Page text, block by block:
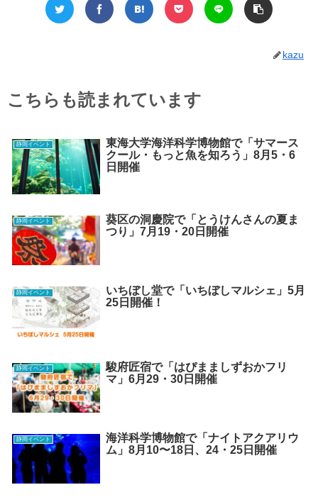
kazu
こちらも読まれています
静岡イベント
東海大学海洋科学博物館で「サマース
クール・もっと魚を知ろう」8月5・6
日開催
静岡イベント
葵区の洞慶院で「とうけんさんの夏ま
つり」7月19・20日開催
静岡イベント
いちぼし堂で「いちぼしマルシェ」5月
25日開催！
静岡イベント
駿府匠宿で「はぴまましずおかフリ
マ」6月29・30日開催
静岡イベント
海洋科学博物館で「ナイトアクアリウ
ム」8月10〜18日、24・25日開催